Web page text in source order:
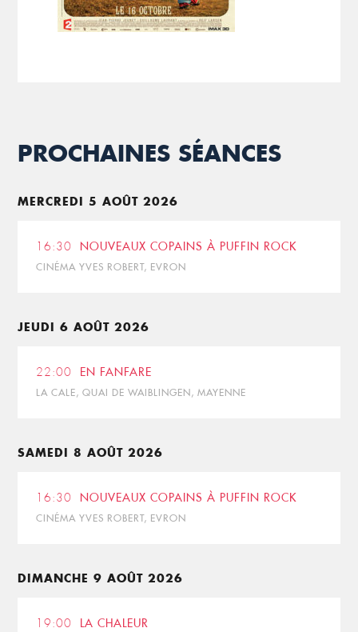
PROCHAINES SÉANCES
MERCREDI 5 AOÛT 2026
16:30 NOUVEAUX COPAINS À PUFFIN ROCK
CINÉMA YVES ROBERT, EVRON
JEUDI 6 AOÛT 2026
22:00 EN FANFARE
LA CALE, QUAI DE WAIBLINGEN, MAYENNE
SAMEDI 8 AOÛT 2026
16:30 NOUVEAUX COPAINS À PUFFIN ROCK
CINÉMA YVES ROBERT, EVRON
DIMANCHE 9 AOÛT 2026
19:00 LA CHALEUR